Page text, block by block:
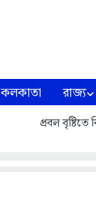
কলকাতা রাজ্য
প্রবল বৃষ্টিতে